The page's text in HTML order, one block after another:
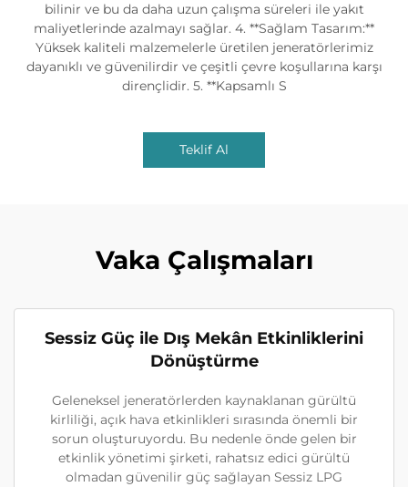
bilinir ve bu da daha uzun çalışma süreleri ile yakıt
maliyetlerinde azalmayı sağlar. 4. **Sağlam Tasarım:**
Yüksek kaliteli malzemelerle üretilen jeneratörlerimiz
dayanıklı ve güvenilirdir ve çeşitli çevre koşullarına karşı
dirençlidir. 5. **Kapsamlı S
Teklif Al
Vaka Çalışmaları
Sessiz Güç ile Dış Mekân Etkinliklerini
Dönüştürme
Geleneksel jeneratörlerden kaynaklanan gürültü
kirliliği, açık hava etkinlikleri sırasında önemli bir
sorun oluşturuyordu. Bu nedenle önde gelen bir
etkinlik yönetimi şirketi, rahatsız edici gürültü
olmadan güvenilir güç sağlayan Sessiz LPG